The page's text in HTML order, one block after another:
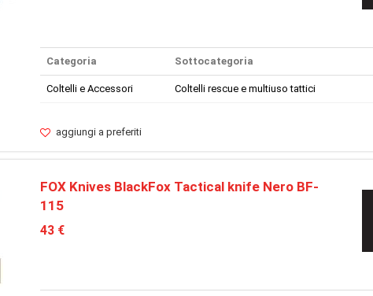
Categoria Sottocategoria
Coltelli e Accessori Coltelli rescue e multiuso tattici
aggiungi a preferiti
FOX Knives BlackFox Tactical knife Nero BF-
115
43 €